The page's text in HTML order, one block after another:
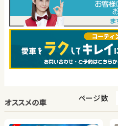
オススメの車 ページ数